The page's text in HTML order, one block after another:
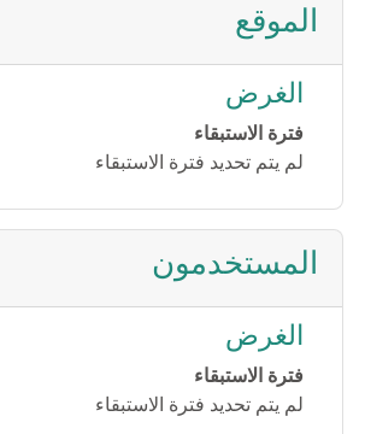
الموقع
الغرض
فترة الاستبقاء
لم يتم تحديد فترة الاستبقاء
المستخدمون
الغرض
فترة الاستبقاء
لم يتم تحديد فترة الاستبقاء